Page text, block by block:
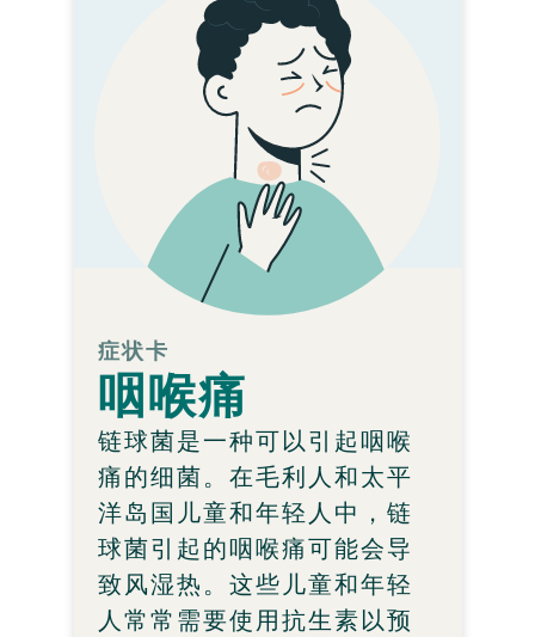
症状卡
咽喉痛
链球菌是一种可以引起咽喉
痛的细菌。在毛利人和太平
洋岛国儿童和年轻人中，链
球菌引起的咽喉痛可能会导
致风湿热。这些儿童和年轻
人常常需要使用抗生素以预